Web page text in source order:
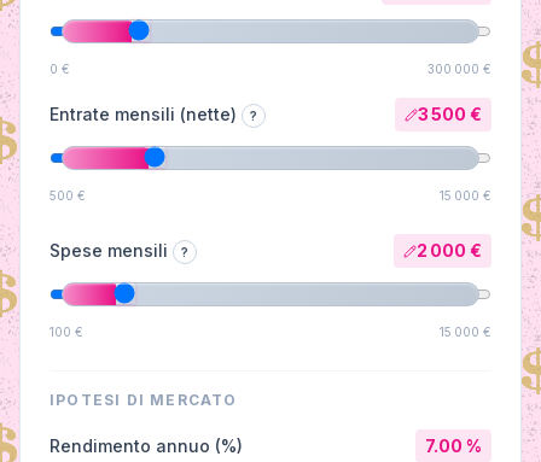
0 € 300 000 €
Entrate mensili (nette) ? 3 500 €
500 € 15 000 €
Spese mensili ? 2 000 €
100 € 15 000 €
IPOTESI DI MERCATO
Rendimento annuo (%) 7.00 %